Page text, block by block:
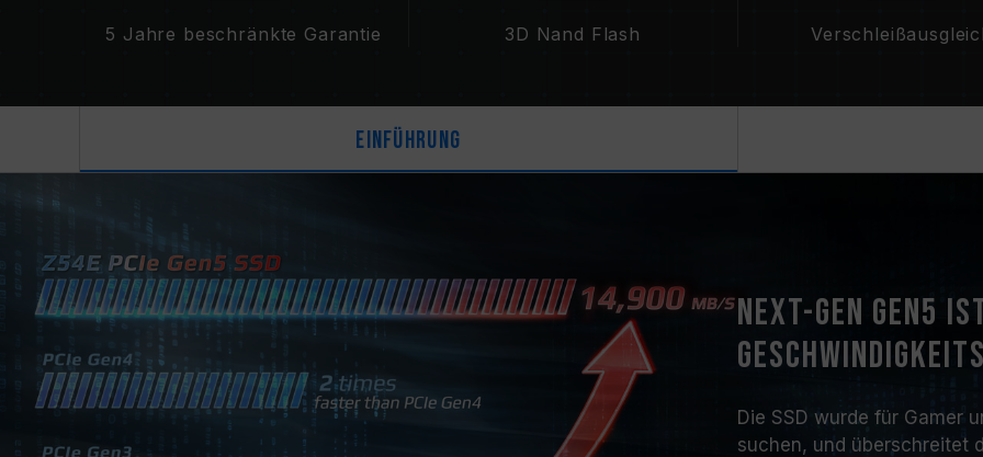
5 Jahre beschränkte Garantie 3D Nand Flash
Einführung
Next-Gen Gen5
Die SSD wurde für Gamer
suchen, und überschreitet